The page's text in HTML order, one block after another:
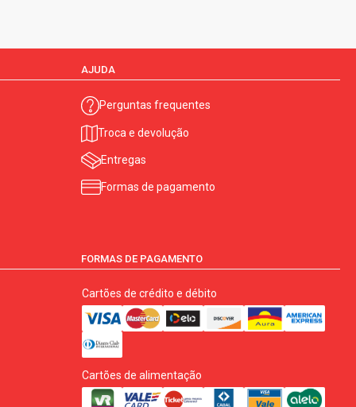
AJUDA
Perguntas frequentes
Troca e devolução
Entregas
Formas de pagamento
FORMAS DE PAGAMENTO
Cartões de crédito e débito
Cartões de alimentação